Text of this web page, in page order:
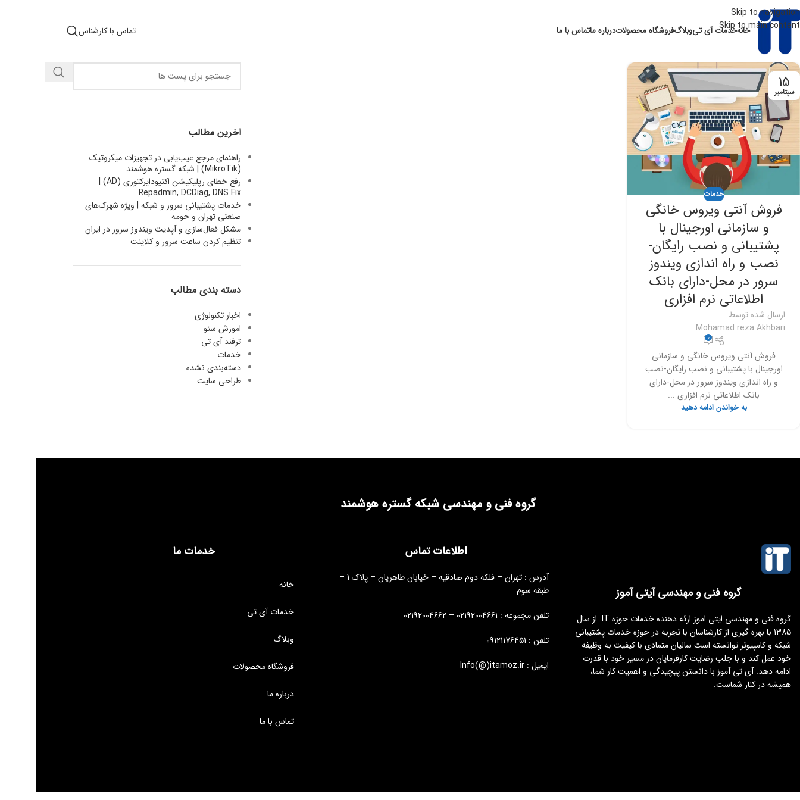
Skip to navigation
Skip to main content
خانهخدمات آی تیوبلاگفروشگاه محصولاتدرباره ماتماس با ما تماس با کارشناس
15
سپتامبر
خدمات
فروش آنتی ویروس خانگی
و سازمانی اورجینال با
پشتیبانی و نصب رایگان-
نصب و راه اندازی ویندوز
سرور در محل-دارای بانک
اطلاعاتی نرم افزاری
ارسال شده توسط
Mohamad reza Akhbari
0
فروش آنتی ویروس خانگی و سازمانی
اورجینال با پشتیبانی و نصب رایگان-نصب
و راه اندازی ویندوز سرور در محل-دارای
بانک اطلاعاتی نرم افزاری ...
به خواندن ادامه دهید
اخرین مطالب
راهنمای مرجع عیب‌یابی در تجهیزات میکروتیک
(MikroTik) | شبکه گستره هوشمند
رفع خطای رپلیکیشن اکتیودایرکتوری (AD) |
Repadmin, DCDiag, DNS Fix
خدمات پشتیبانی سرور و شبکه | ویژه شهرک‌های
صنعتی تهران و حومه
مشکل فعال‌سازی و آپدیت ویندوز سرور در ایران
تنظیم کردن ساعت سرور و کلاینت
دسته بندی مطالب
اخبار تکنولوژی
اموزش سئو
ترفند آی تی
خدمات
دسته‌بندی نشده
طراحی سایت
گروه فنی و مهندسی شبکه گستره هوشمند
گروه فنی و مهندسی آیتی آموز
گروه فنی و مهندسی ایتی اموز ارئه دهنده خدمات حوزه IT از سال
1385 با بهره گیری از کارشناسان با تجربه در حوزه خدمات پشتیبانی
شبکه و کامپیوتر توانسته است سالیان متمادی با کیفیت به وظیفه
خود عمل کند و با جلب رضایت کارفرمایان در مسیر خود با قدرت
ادامه دهد. آی تی آموز با دانستن پیچیدگی و اهمیت کار شما،
همیشه در کنار شماست.
اطلاعات تماس
آدرس : تهران – فلکه دوم صادقیه – خیابان طاهریان – پلاک 1 –
طبقه سوم
تلفن مجموعه : 02192004661 – 02192004662
تلفن : 09121176451
ایمیل : Info(@)itamoz.ir
خدمات ما
خانه
خدمات آی تی
وبلاگ
فروشگاه محصولات
درباره ما
تماس با ما